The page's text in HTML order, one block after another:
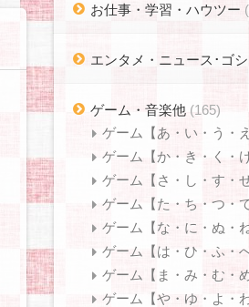
お仕事・学習・ハウツー
エンタメ・ニュース･ゴ
ゲーム・音楽他 (165)
ゲーム【あ・い・う・
ゲーム【か・き・く・
ゲーム【さ・し・す・
ゲーム【た・ち・つ・
ゲーム【な・に・ぬ・
ゲーム【は・ひ・ふ・
ゲーム【ま・み・む・
ゲーム【や・ゆ・よ・わ